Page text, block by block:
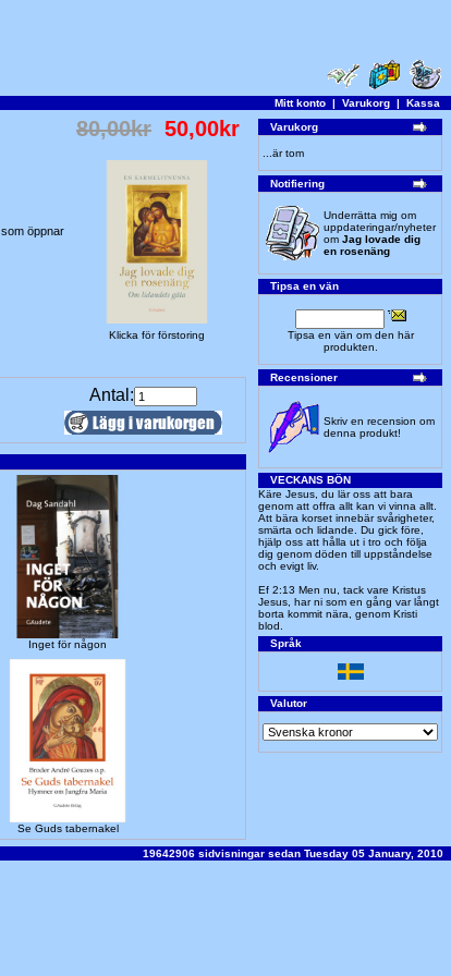
Mitt konto | Varukorg | Kassa
80,00kr 50,00kr
Klicka för förstoring
öppnar
Antal:
Inget för någon
Se Guds tabernakel
Varukorg
...är tom
Notifiering
Underrätta mig om
uppdateringar/nyheter
om Jag lovade dig
en rosenäng
Tipsa en vän
Tipsa en vän om den här
produkten.
Recensioner
Skriv en recension om
denna produkt!
VECKANS BÖN
Käre Jesus, du lär oss att bara
genom att offra allt kan vi vinna allt.
Att bära korset innebär svårigheter,
smärta och lidande. Du gick före,
hjälp oss att hålla ut i tro och följa
dig genom döden till uppståndelse
och evigt liv.
Ef 2:13 Men nu, tack vare Kristus
Jesus, har ni som en gång var långt
borta kommit nära, genom Kristi
blod.
Språk
Valutor
19642906 sidvisningar sedan Tuesday 05 January, 2010